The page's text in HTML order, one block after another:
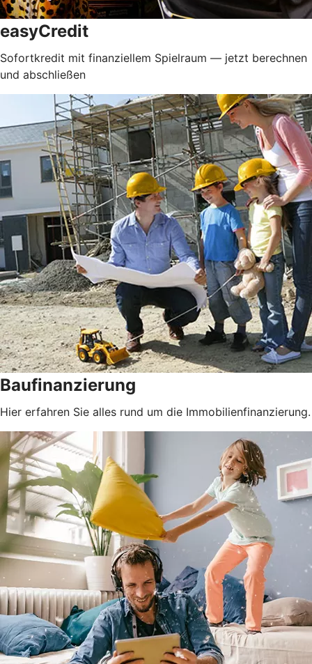
easyCredit
Sofortkredit mit finanziellem Spielraum — jetzt berechnen
und abschließen
Baufinanzierung
Hier erfahren Sie alles rund um die Immobilienfinanzierung.